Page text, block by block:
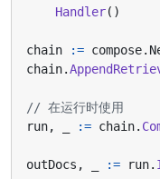
Handler()
chain := compose.
chain.
// 在运行时使用
run, := chain.
outDocs , := run.